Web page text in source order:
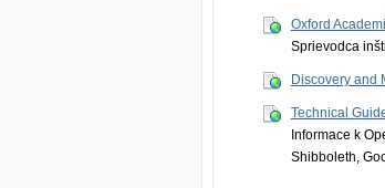
Oxford
Sprievodca
Discovery and
Technical
Informace k
Shibboleth,